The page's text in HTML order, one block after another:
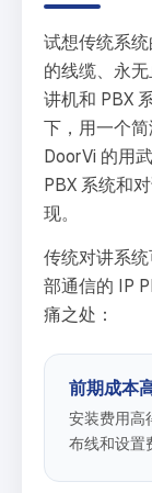
试想传统系
的线缆、永
讲机和 PBX
下，用一个
DoorVi 的用
PBX 系统和
现。
传统对讲系
部通信的 IP
痛之处：
前期成本
安装费用高
布线和设置